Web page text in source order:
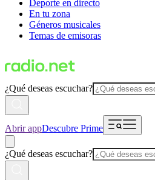
Deporte en directo
En tu zona
Géneros musicales
Temas de emisoras
¿Qué deseas escuchar?
Abrir appDescubre Prime
¿Qué deseas escuchar?